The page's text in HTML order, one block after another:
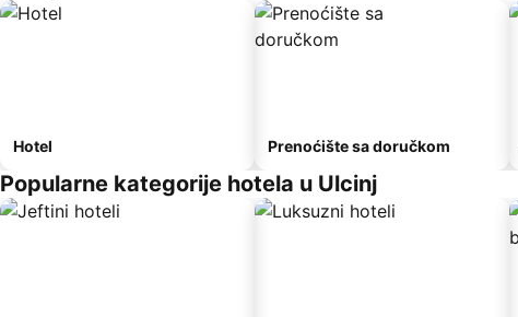
Hotel Prenoćište sa doručkom
Popularne kategorije hotela u Ulcinj